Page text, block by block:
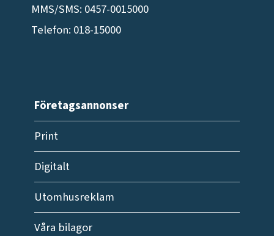
MMS/SMS: 0457-0015000
Telefon: 018-15000
Företagsannonser
Print
Digitalt
Utomhusreklam
Våra bilagor